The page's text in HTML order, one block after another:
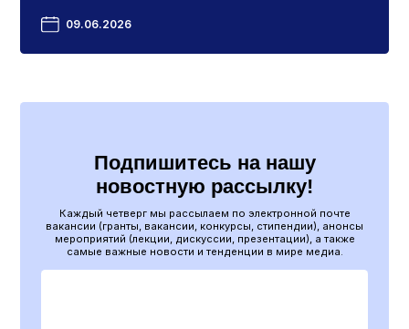
09.06.2026
Подпишитесь на нашу
новостную рассылку!
Каждый четверг мы рассылаем по электронной почте
вакансии (гранты, вакансии, конкурсы, стипендии), анонсы
мероприятий (лекции, дискуссии, презентации), а также
самые важные новости и тенденции в мире медиа.